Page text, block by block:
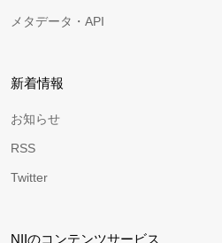
メタデータ・API
新着情報
お知らせ
RSS
Twitter
NIIのコンテンツサービス